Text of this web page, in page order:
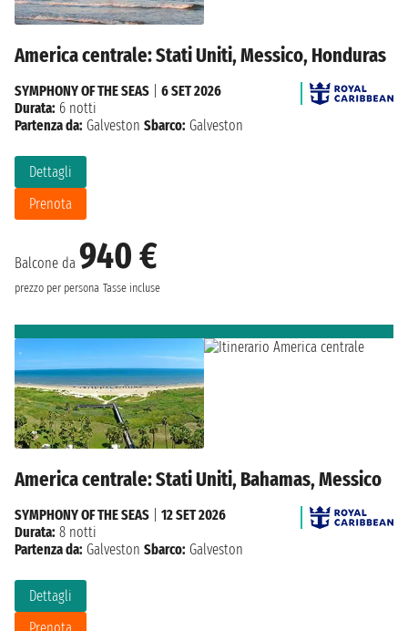
America centrale: Stati Uniti, Messico, Honduras
Balcone da 940 €
prezzo per persona Tasse incluse
Dettagli
Prenota
SYMPHONY OF THE SEAS
6 SET 2026
Durata: 6 notti
Partenza da: Galveston Sbarco: Galveston
America centrale: Stati Uniti, Bahamas, Messico
Dettagli
SYMPHONY OF THE SEAS
12 SET 2026
Durata: 8 notti
Partenza da: Galveston Sbarco: Galveston